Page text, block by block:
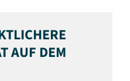
AUF DEM